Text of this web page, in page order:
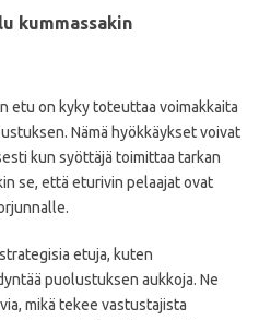
kummassakin
etu on kyky toteuttaa voimakkaita
Nämä hyökkäykset voivat
kun syöttäjä toimittaa tarkan
se, että eturivin pelaajat ovat
etuja, kuten
puolustuksen aukkoja. Ne
mikä tekee vastustajista